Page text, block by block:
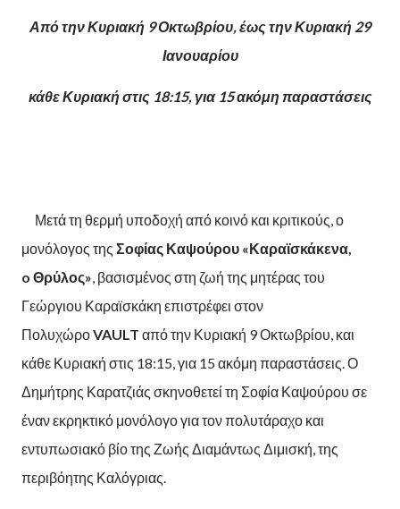
Από την Κυριακή 9 Οκτωβρίου, έως την Κυριακή 29
Ιανουαρίου
κάθε Κυριακή στις 18:15, για 15 ακόμη παραστάσεις
Μετά τη θερμή υποδοχή από κοινό και κριτικούς, ο
μονόλογος της Σοφίας Καψούρου «Καραϊσκάκενα,
o Θρύλος», βασισμένος στη ζωή της μητέρας του
Γεώργιου Καραϊσκάκη επιστρέφει στον
ΠολυχώροVAULT από την Κυριακή 9 Οκτωβρίου, και
κάθε Κυριακή στις 18:15, για 15 ακόμη παραστάσεις. Ο
Δημήτρης Καρατζιάς σκηνοθετεί τη Σοφία Καψούρου σε
έναν εκρηκτικό μονόλογο για τον πολυτάραχο και
εντυπωσιακό βίο της Ζωής Διαμάντως Διμισκή, της
περιβόητης Καλόγριας.